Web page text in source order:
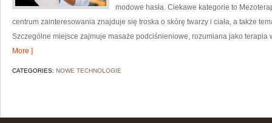
modowe hasła. Ciekawe kategorie to
centrum zainteresowania znajduje się troska o skórę twarzy i ciała, a także
Szczególne miejsce zajmuje masaże podciśnieniowe, rozumiana jako terapia
More ]
CATEGORIES: NOWE TECHNOLOGIE